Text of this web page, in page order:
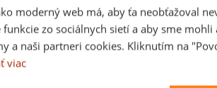
moderný web má, aby ťa neobťažoval
zo sociálnych sietí a aby sme mohli
a naši partneri cookies. Kliknutím na
viac